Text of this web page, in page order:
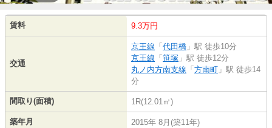
賃料 9.3万円
交通
京王線 「 代田橋 」駅 徒歩10分
京王線 「 笹塚 」駅 徒歩12分
丸ノ内方南支線 「 方南町 」駅 徒歩14
分
間取り(面積) 1R(12.01㎡)
築年月 2015年 8月(築11年)